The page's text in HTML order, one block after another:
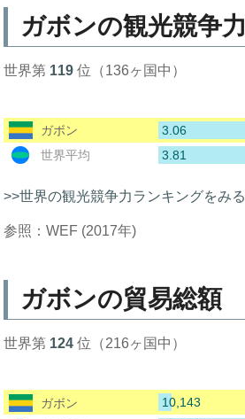
ガボンの観光競争力
世界第 119 位（136ヶ国中）
ガボン
3.06
世界平均
3.81
>>世界の観光競争力ランキングをみる
参照：WEF (2017年)
ガボンの貿易総額
世界第 124 位（216ヶ国中）
ガボン
10,143